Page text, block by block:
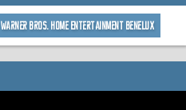
Warner Bros. Home Entertainment Benelux